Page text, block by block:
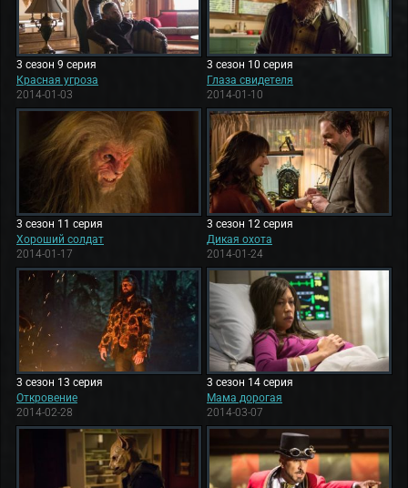
3 сезон 9 серия
Красная угроза
2014-01-03
3 сезон 10 серия
Глаза свидетеля
2014-01-10
3 сезон 11 серия
Хороший солдат
2014-01-17
3 сезон 12 серия
Дикая охота
2014-01-24
3 сезон 13 серия
Откровение
2014-02-28
3 сезон 14 серия
Мама дорогая
2014-03-07